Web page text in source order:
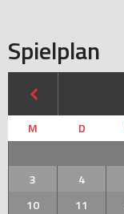
Spielplan
M D
3
4
10
11